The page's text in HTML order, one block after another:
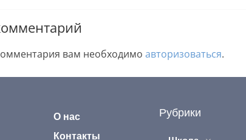
вам необходимо авторизоваться.
О нас
Контакты
Рубрики